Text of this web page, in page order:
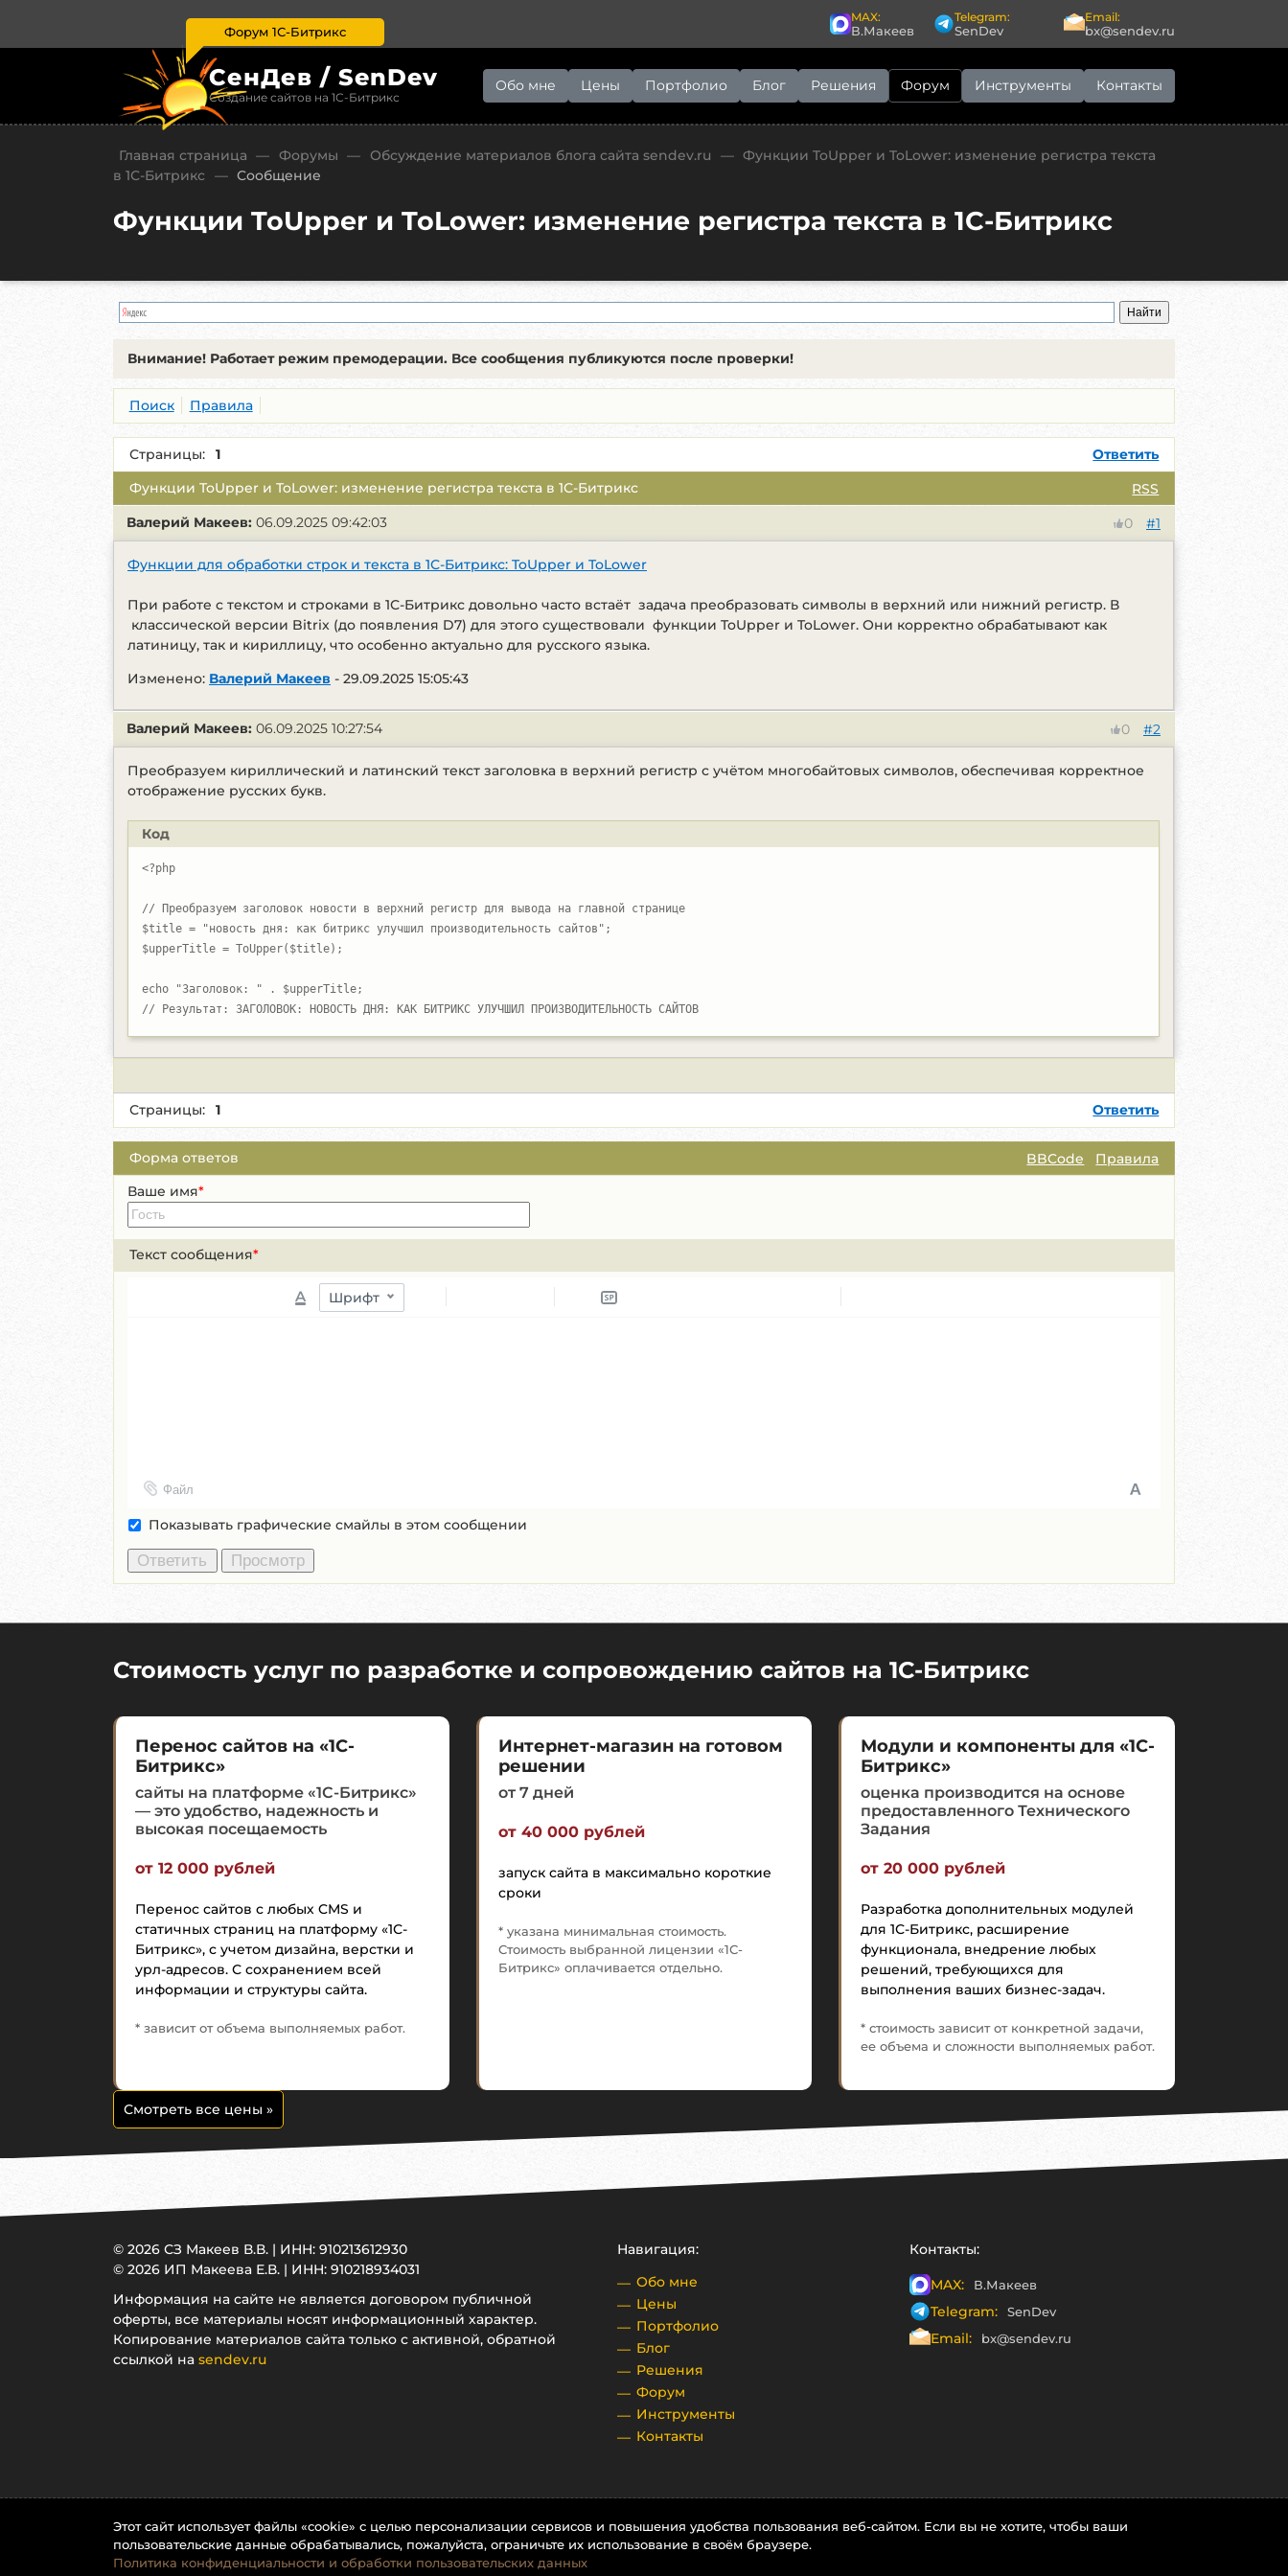
Форум 1С-Битрикс
MAX:
В.Макеев
Telegram:
SenDev
Email:
bx@sendev.ru
СенДев / SenDev
Создание сайтов на 1С-Битрикс
Обо мне Цены Портфолио Блог Решения Форум Инструменты Контакты
Главная страница — Форумы — Обсуждение материалов блога сайта sendev.ru — Функции ToUpper и ToLower: изменение регистра текста
в 1С-Битрикс — Сообщение
Функции ToUpper и ToLower: изменение регистра текста в 1С-Битрикс
Внимание! Работает режим премодерации. Все сообщения публикуются после проверки!
Поиск Правила
Страницы: 1
Ответить
RSS
Функции ToUpper и ToLower: изменение регистра текста в 1С-Битрикс
#1
0
Валерий Макеев: 06.09.2025 09:42:03
Функции для обработки строк и текста в 1С-Битрикс: ToUpper и ToLower
При работе с текстом и строками в 1С-Битрикс довольно часто встаёт задача преобразовать символы в верхний или нижний регистр. В
классической версии Bitrix (до появления D7) для этого существовали функции ToUpper и ToLower. Они корректно обрабатывают как
латиницу, так и кириллицу, что особенно актуально для русского языка.
Изменено: Валерий Макеев - 29.09.2025 15:05:43
#2
0
Валерий Макеев: 06.09.2025 10:27:54
Преобразуем кириллический и латинский текст заголовка в верхний регистр с учётом многобайтовых символов, обеспечивая корректное
отображение русских букв.
Код
<?php
// Преобразуем заголовок новости в верхний регистр для вывода на главной странице
$title = "новость дня: как битрикс улучшил производительность сайтов";
$upperTitle = ToUpper($title);
echo "Заголовок: " . $upperTitle;
// Результат: ЗАГОЛОВОК: НОВОСТЬ ДНЯ: КАК БИТРИКС УЛУЧШИЛ ПРОИЗВОДИТЕЛЬНОСТЬ САЙТОВ
Страницы: 1 Ответить
BBCode Правила
Форма ответов
Ваше имя*
Текст сообщения*
A Шрифт
Файл
Показывать графические смайлы в этом сообщении
Стоимость услуг по разработке и сопровождению сайтов на 1C-Битрикс
Перенос сайтов на «1С-
Битрикс»
сайты на платформе «1С-Битрикс»
— это удобство, надежность и
высокая посещаемость
от 12 000 рублей
Перенос сайтов с любых CMS и
статичных страниц на платформу «1С-
Битрикс», с учетом дизайна, верстки и
урл-адресов. С сохранением всей
информации и структуры сайта.
* зависит от объема выполняемых работ.
Интернет-магазин на готовом
решении
от 7 дней
от 40 000 рублей
запуск сайта в максимально короткие
сроки
* указана минимальная стоимость.
Стоимость выбранной лицензии «1С-
Битрикс» оплачивается отдельно.
Модули и компоненты для «1С-
Битрикс»
оценка производится на основе
предоставленного Технического
Задания
от 20 000 рублей
Разработка дополнительных модулей
для1С-Битрикс, расширение
функционала, внедрение любых
решений, требующихся для
выполнения ваших бизнес-задач.
* стоимость зависит от конкретной задачи,
ее объема и сложности выполняемых работ.
Смотреть все цены »
© 2026 СЗ Макеев В.В. | ИНН: 910213612930
© 2026 ИП Макеева Е.В. | ИНН: 910218934031
Информация на сайте не является договором публичной
оферты, все материалы носят информационный характер.
Копирование материалов сайта только с активной, обратной
ссылкой на sendev.ru
Навигация:
Обо мне
Цены
Портфолио
Блог
Решения
Форум
Инструменты
Контакты
Контакты:
MAX: В.Макеев
Telegram: SenDev
Email: bx@sendev.ru
Этот сайт использует файлы «cookie» с целью персонализации сервисов и повышения удобства пользования веб-сайтом. Если вы не хотите, чтобы ваши
пользовательские данные обрабатывались, пожалуйста, ограничьте их использование в своём браузере.
Политика конфиденциальности и обработки пользовательских данных